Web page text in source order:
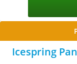
Icespring